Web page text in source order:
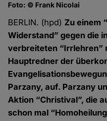
Foto: © Frank Nicolai
BERLIN. (hpd) Zu einem
Widerstand” gegen die
verbreiteten “Irrlehren”
Hauptredner der
Parzany, auf. Parzany
Aktion “Christival”, die
schon mal